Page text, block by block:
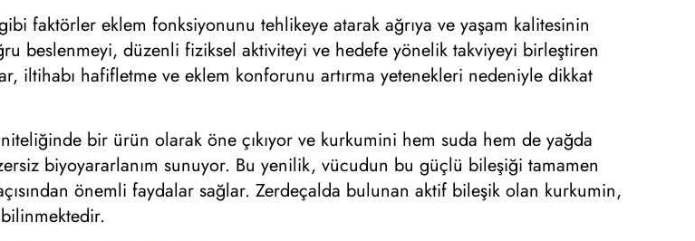
faktörler eklem fonksiyonunu tehlikeye atarak ağrıya ve yaşam kalitesinin
beslenmeyi, düzenli fiziksel aktiviteyi ve hedefe yönelik takviyeyi birleştiren
iltihabı hafifletme ve eklem konforunu artırma yetenekleri nedeniyle dikkat
bir ürün olarak öne çıkıyor ve kurkumini hem suda hem de yağda
biyoyararlanım sunuyor. Bu yenilik, vücudun bu güçlü bileşiği tamamen
önemli faydalar sağlar. Zerdeçalda bulunan aktif bileşik olan kurkumin,